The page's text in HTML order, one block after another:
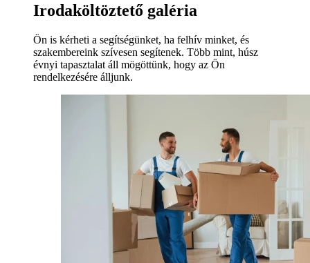
Irodaköltöztető galéria
Ön is kérheti a segítségünket, ha felhív minket, és
szakembereink szívesen segítenek. Több mint, húsz
évnyi tapasztalat áll mögöttünk, hogy az Ön
rendelkezésére álljunk.